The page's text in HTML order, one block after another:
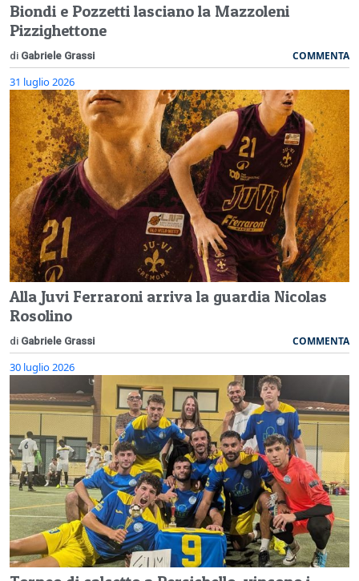
Biondi e Pozzetti lasciano la Mazzoleni
Pizzighettone
di Gabriele Grassi COMMENTA
31 luglio 2026
Alla Juvi Ferraroni arriva la guardia Nicolas
Rosolino
di Gabriele Grassi COMMENTA
30 luglio 2026